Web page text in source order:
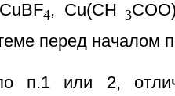
4, Cu(CH 3
перед началом
п.1 или 2,